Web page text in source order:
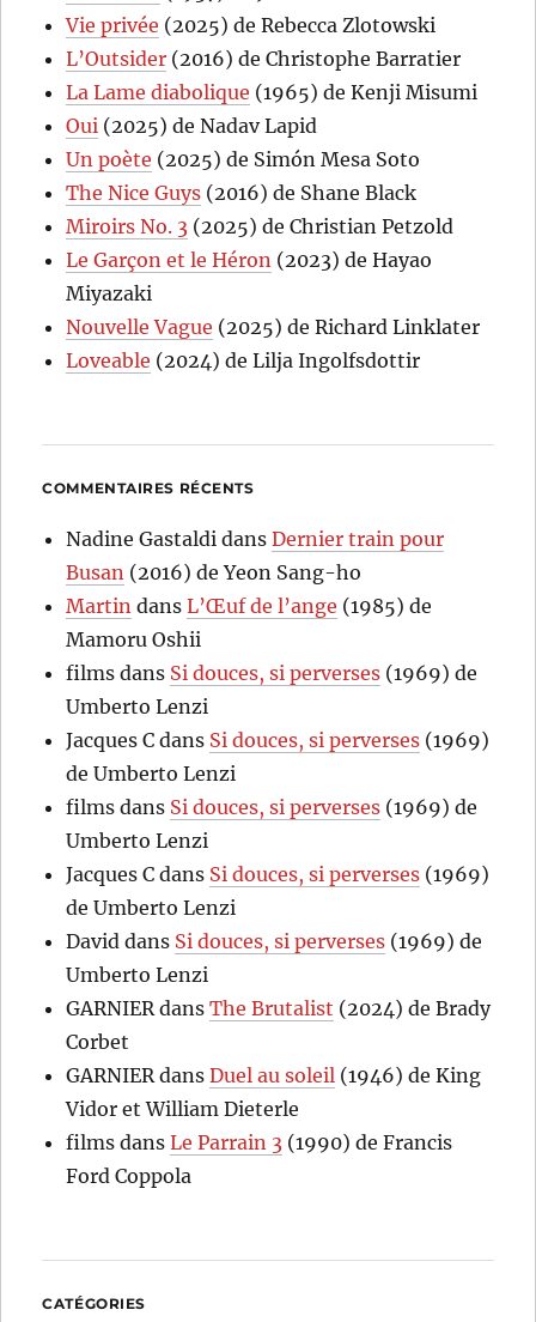
Vie privée (2025) de Rebecca Zlotowski
L’Outsider (2016) de Christophe Barratier
La Lame diabolique (1965) de Kenji Misumi
Oui (2025) de Nadav Lapid
Un poète (2025) de Simón Mesa Soto
The Nice Guys (2016) de Shane Black
Miroirs No. 3 (2025) de Christian Petzold
Le Garçon et le Héron (2023) de Hayao
Miyazaki
Nouvelle Vague (2025) de Richard Linklater
Loveable (2024) de Lilja Ingolfsdottir
COMMENTAIRES RÉCENTS
Nadine Gastaldi dansDernier train pour
Busan (2016) de Yeon Sang-ho
Martin dansL’Œuf de l’ange (1985) de
Mamoru Oshii
films dans Si douces, si perverses (1969) de
Umberto Lenzi
Jacques C dans Si douces, si perverses (1969)
de Umberto Lenzi
films dans Si douces, si perverses (1969) de
Umberto Lenzi
Jacques C dans Si douces, si perverses (1969)
de Umberto Lenzi
David dans Si douces, si perverses (1969) de
Umberto Lenzi
GARNIERdansThe Brutalist (2024) de Brady
Corbet
GARNIERdansDuel au soleil (1946) de King
Vidor et William Dieterle
films dansLe Parrain 3 (1990) de Francis
Ford Coppola
CATÉGORIES